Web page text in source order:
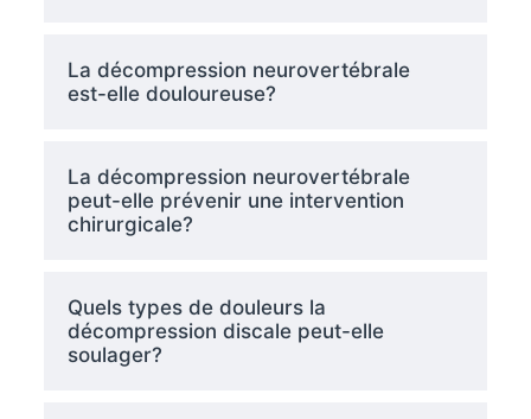
La décompression neurovertébrale
est-elle douloureuse?
La décompression neurovertébrale
peut-elle prévenir une intervention
chirurgicale?
Quels types de douleurs la
décompression discale peut-elle
soulager?